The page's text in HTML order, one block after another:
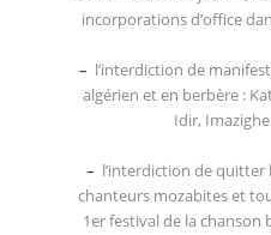
incorporations d’office
– l’interdiction de
algérien et en berbère :
Idir,
– l’interdiction de
chanteurs mozabites et
1er festival de la chanson